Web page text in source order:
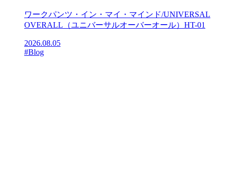
ワークパンツ・イン・マイ・マインド/UNIVERSAL
OVERALL（ユニバーサルオーバーオール）HT-01
2026.08.05
#Blog